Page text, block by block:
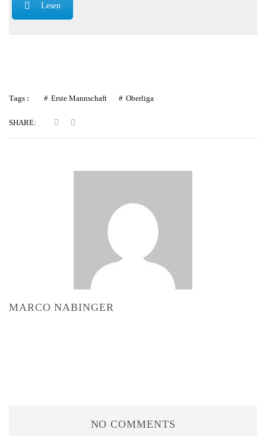
Lesen
Tags : Erste Mannschaft Oberliga
SHARE:
MARCO NABINGER
NO COMMENTS